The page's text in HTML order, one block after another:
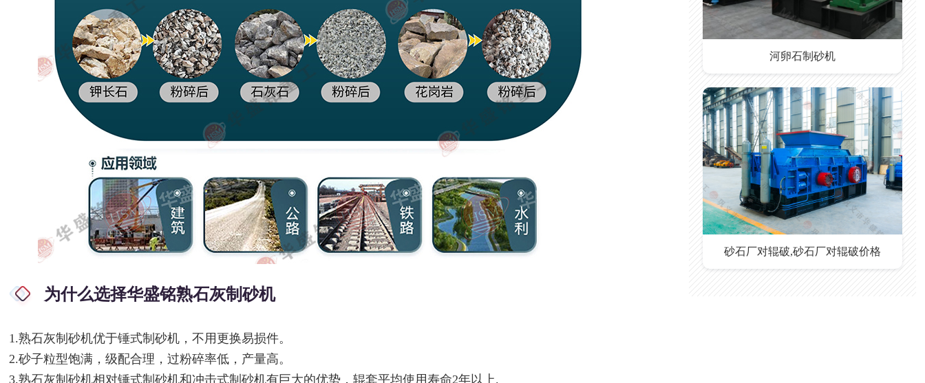
为什么选择华盛铭熟石灰制砂机
1.熟石灰制砂机优于锤式制砂机，不用更换易损件。
2.砂子粒型饱满，级配合理，过粉碎率低，产量高。
3.熟石灰制砂机相对锤式制砂机和冲击式制砂机有巨大的优势，辊套平均使用寿命2年以上.
河卵石制砂机
砂石厂对辊破,砂石厂对辊破价格